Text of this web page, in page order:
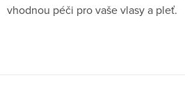
vhodnou péči pro vaše vlasy a pleť.